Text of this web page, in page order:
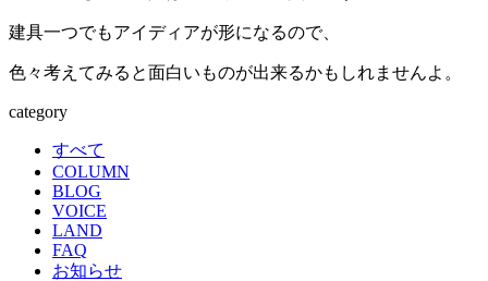
建具一つでもアイディアが形になるので、
色々考えてみると面白いものが出来るかもしれませんよ。
category
すべて
COLUMN
BLOG
VOICE
LAND
FAQ
お知らせ